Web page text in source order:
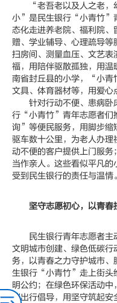
“老吾老以及人之老，
小”是民生银行“小青竹”
态化走进养老院、福利院
赠、学业辅导、心理疏导
扫房间、测量血压、文艺
福，用陪伴驱散孤独，用
南省封丘县的小学，“小青
文具、体育器材等，用爱心
针对行动不便、患病卧
行“小青竹”青年志愿者们
询”等便民服务，用脚步缩
驱车数十公里，为老人办
动不便的客户提供上门服
当作亲人。这些看似平凡
受到民生银行的责任与温情。
坚守志愿初心，以青春
民生银行青年志愿者主
文明城市创建、绿色低碳
务，以青春之力守护城市
生银行“小青竹”走上街头
明公约；在绿色环保活动
碳出行倡导，用坚守筑起安